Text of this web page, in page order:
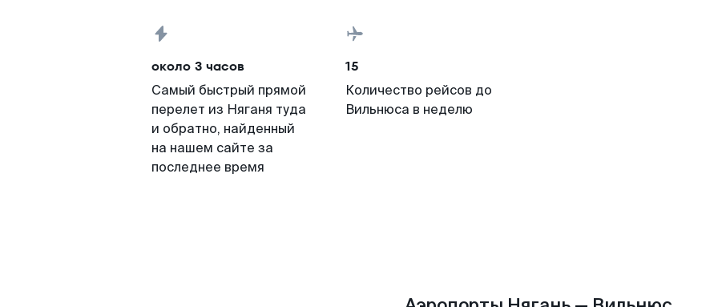
около 3 часов
Самый быстрый прямой
перелет из Няганя туда
и обратно, найденный
на нашем сайте за
последнее время
15
Количество рейсов до
Вильнюса в неделю